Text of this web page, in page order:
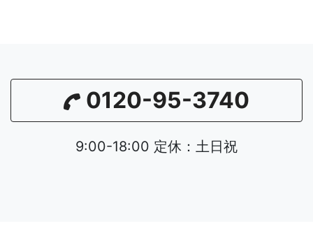
0120-95-3740
9:00-18:00 定休：土日祝